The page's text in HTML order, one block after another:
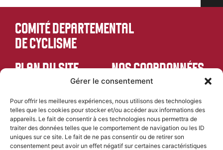
Gérer le consentement
Pour offrir les meilleures expériences, nous utilisons des technologies
telles que les cookies pour stocker et/ou accéder aux informations des
appareils. Le fait de consentir à ces technologies nous permettra de
traiter des données telles que le comportement de navigation ou les ID
uniques sur ce site. Le fait de ne pas consentir ou de retirer son
consentement peut avoir un effet négatif sur certaines caractéristiques
COMITÉ DEPARTEMENTAL
DE CYCLISME
PLAN DU SITE
Formations
Évènements
Résultats
Team CD24 U19
NOS COORDONNÉES
46 Rue Kleber, 24000 Périgueux
departemental-dordogne-
cyclisme.fr
06 85 11 58 76
SUIVEZ-NOUS